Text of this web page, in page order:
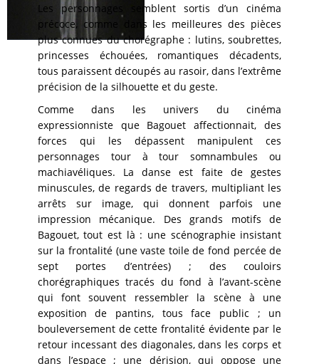
Les personnages semblent sortis d’un cinéma
précoce, comme dans les meilleures des pièces
plus connues du chorégraphe : lutins, soubrettes,
princesses échouées, romantiques décadents,
tous paraissent découpés au rasoir, dans l’extrême
précision de la silhouette et du geste.
Comme dans les univers du cinéma
expressionniste que Bagouet affectionnait, des
forces qui les dépassent manipulent ces
personnages tour à tour somnambules ou
machiavéliques. La danse est faite de gestes
minuscules, de regards de travers, multipliant les
arrêts sur image, qui donnent parfois une
impression mécanique. Des grands motifs de
Bagouet, tout est là : une scénographie insistant
sur la frontalité (une vaste toile de fond percée de
sept portes d’entrées) ; des couloirs
chorégraphiques tracés du fond à l’avant-scène
qui font souvent ressembler la scène à une
exposition de pantins, tous face public ; un
bouleversement de cette frontalité évidente par le
retour incessant des diagonales, dans les corps et
dans l’espace ; une dérision, qui oppose une